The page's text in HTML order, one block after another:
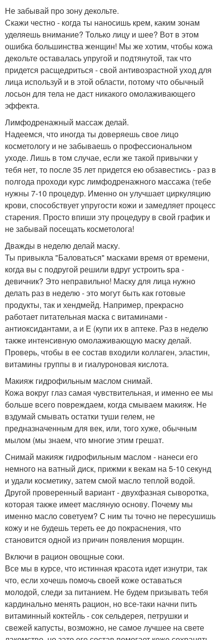
Не забывай про зону декольте.
Скажи честно - когда ты наносишь крем, каким зонам
уделяешь внимание? Только лицу и шее? Вот в этом
ошибка большинства женщин! Мы же хотим, чтобы кожа
декольте оставалась упругой и подтянутой, так что
придется расщедриться - свой антивозрастной уход для
лица используй и в этой области, потому что обычный
лосьон для тела не даст никакого омолаживающего
эффекта.
Лимфодренажный массаж делай.
Надеемся, что иногда ты доверяешь свое лицо
косметологу и не забываешь о профессиональном
уходе. Лишь в том случае, если же такой привычки у
тебя нет, то после 35 лет придется ею обзавестись - раз в
полгода проходи курс лимфодренажного массажа (тебе
нужны 7-10 процедур. Именно он улучшает циркуляцию
крови, способствует упругости кожи и замедляет процесс
старения. Просто впиши эту процедуру в свой график и
не забывай посещать косметолога!
Дважды в неделю делай маску.
Ты привыкла "Баловаться" масками время от времени,
когда вы с подругой решили вдруг устроить spa -
девичник? Это неправильно! Маску для лица нужно
делать раз в неделю - это могут быть как готовые
продукты, так и хендмейд. Например, прекрасно
работает питательная маска с витаминами -
антиоксидантами, а и Е (купи их в аптеке. Раз в неделю
также интенсивную омолаживающую маску делай.
Проверь, чтобы в ее состав входили коллаген, эластин,
витамины группы в и гиалуроновая кислота.
Макияж гидрофильным маслом снимай.
Кожа вокруг глаз самая чувствительная, и именно ее мы
больше всего повреждаем, когда смываем макияж. Не
вздумай смывать остатки туши гелем, не
предназначенным для век, или, того хуже, обычным
мылом (мы знаем, что многие этим грешат.
Снимай макияж гидрофильным маслом - нанеси его
немного на ватный диск, прижми к векам на 5-10 секунд
и удали косметику, затем смой масло теплой водой.
Другой проверенный вариант - двухфазная сыворотка,
которая также имеет масляную основу. Почему мы
именно масло советуем? С ним ты точно не пересушишь
кожу и не будешь тереть ее до покраснения, что
становится одной из причин появления морщин.
Включи в рацион овощные соки.
Все мы в курсе, что истинная красота идет изнутри, так
что, если хочешь помочь своей коже оставаться
молодой, следи за питанием. Не будем призывать тебя
кардинально менять рацион, но все-таки начни пить
витаминный коктейль - сок сельдерея, петрушки и
свежей капусты, возможно, не самое лучшее на свете